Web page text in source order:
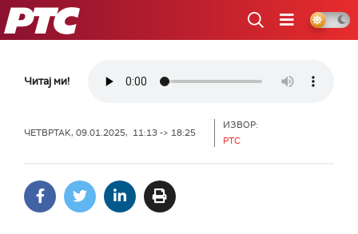
РТС
Читај ми!
ЧЕТВРТАК, 09.01.2025, 11:13 -> 18:25
ИЗВОР:
РТС